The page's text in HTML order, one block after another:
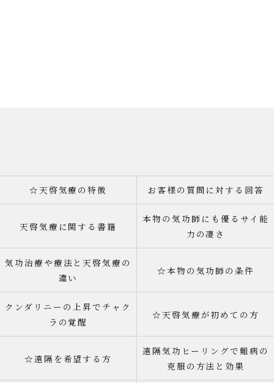
☆天啓気療の特徴 お客様の質問に対する回答
天啓気療に関する書籍
本物の気功師にも優るサイ能
力の凄さ
気功治療や療法と天啓気療の
違い
☆本物の気功師の条件
クンダリニーの上昇でチャク
ラの覚醒
☆天啓気療が初めての方
☆遠隔を希望する方
遠隔気功ヒーリングで難病の
克服の方法と効果